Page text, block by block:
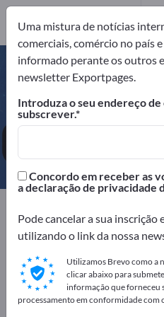
Equipamentos
encontre
fornecedores
5 5
Equipamentos da empresa
Equipamentos para
Anuncie
Exportpages!
Uma mistura de notícias
comerciais, comércio no país
informado perante os outros
newsletter Exportpages.
Introduza o seu endereço
subscrever.
Concordo em receber as
a declaração de privacidade
Pode cancelar a sua
utilizando o link da nossa
Utilizamos Brevo como a
clicar abaixo para
informação que forneceu
processamento em conformidade com